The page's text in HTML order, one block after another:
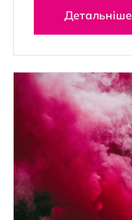
Детальніше